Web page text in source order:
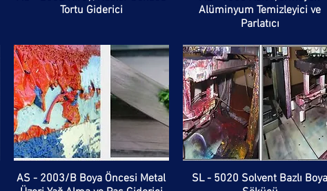
Tortu Giderici
Alüminyum Temizleyici ve
Parlatıcı
AS - 2003/B Boya Öncesi Metal
SL - 5020 Solvent Bazlı Boya